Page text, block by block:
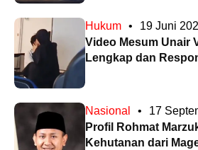
Hukum •
19 Juni
Video Mesum Unair
Lengkap dan
Nasional •
17
Profil Rohmat
Kehutanan dari